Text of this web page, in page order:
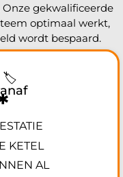
gekwalificeerde
optimaal werkt,
wordt bespaard.
🏷️
KETEL
AL